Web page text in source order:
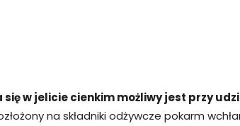
w jelicie cienkim możliwy jest przy
na składniki odżywcze pokarm